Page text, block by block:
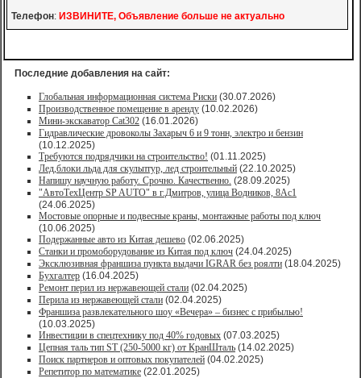
Телефон: ИЗВИНИТЕ, Объявление больше не актуально
Последние добавления на сайт:
Глобальная информационная система Риски (30.07.2026)
Производственное помещение в аренду (10.02.2026)
Мини-экскаватор Cat302 (16.01.2026)
Гидравлические дровоколы Захарыч 6 и 9 тонн, электро и бензин
(10.12.2025)
Требуются подрядчики на строительство! (01.11.2025)
Лед,блоки льда для скульптур, лед строительный (22.10.2025)
Напишу научную работу. Срочно. Качественно. (28.09.2025)
"АвтоТехЦентр SP AUTO" в г.Дмитров, улица Водников, 8Ас1
(24.06.2025)
Мостовые опорные и подвесные краны, монтажные работы под ключ
(10.06.2025)
Подержанные авто из Китая дешево (02.06.2025)
Станки и промоборудование из Китая под ключ (24.04.2025)
Эксклюзивная франшиза пункта выдачи IGRAR без роялти (18.04.2025)
Бухгалтер (16.04.2025)
Ремонт перил из нержавеющей стали (02.04.2025)
Перила из нержавеющей стали (02.04.2025)
Франшиза развлекательного шоу «Вечера» – бизнес с прибылью!
(10.03.2025)
Инвестиции в спецтехнику под 40% годовых (07.03.2025)
Цепная таль тип ST (250-5000 кг) от КранШталь (14.02.2025)
Поиск партнеров и оптовых покупателей (04.02.2025)
Репетитор по математике (22.01.2025)